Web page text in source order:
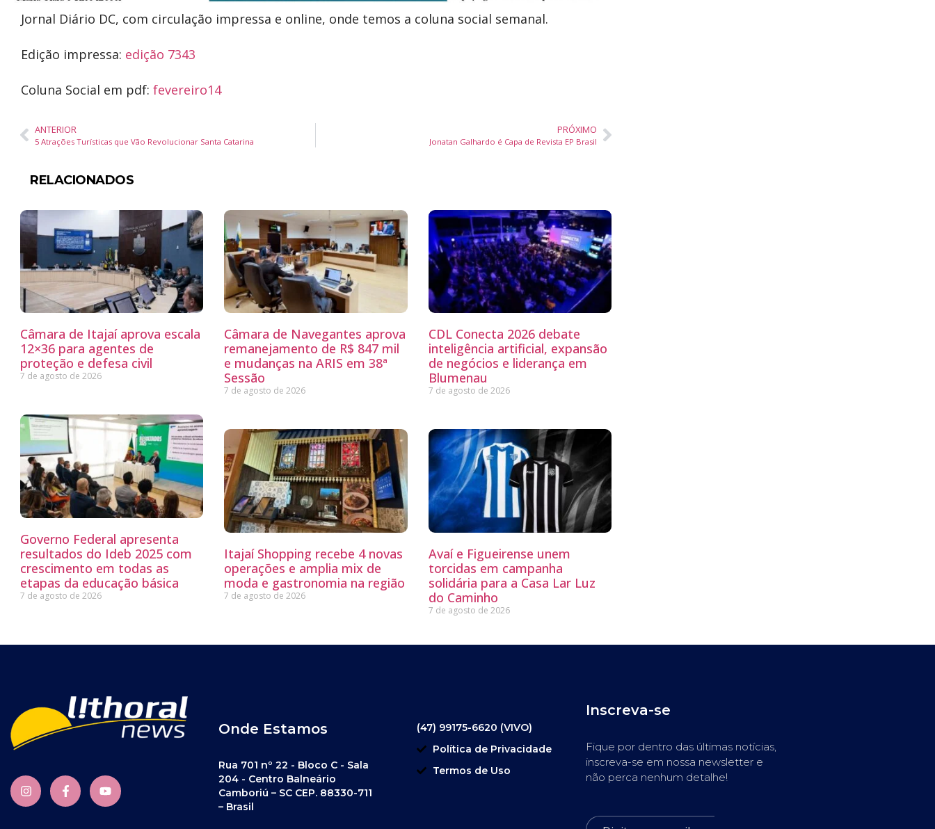
Jornal Diário DC, com circulação impressa e online, onde temos a coluna social semanal.
Edição impressa: edição 7343
Coluna Social em pdf: fevereiro14
ANTERIOR
5 Atrações Turísticas que Vão Revolucionar Santa Catarina
PRÓXIMO
Jonatan Galhardo é Capa de Revista EP Brasil
RELACIONADOS
Câmara de Itajaí aprova escala
12×36 para agentes de
proteção e defesa civil
7 de agosto de 2026
Câmara de Navegantes aprova
remanejamento de R$ 847 mil
e mudanças na ARIS em 38ª
Sessão
7 de agosto de 2026
CDL Conecta 2026 debate
inteligência artificial, expansão
de negócios e liderança em
Blumenau
7 de agosto de 2026
Governo Federal apresenta
resultados do Ideb 2025 com
crescimento em todas as
etapas da educação básica
7 de agosto de 2026
Itajaí Shopping recebe 4 novas
operações e amplia mix de
moda e gastronomia na região
7 de agosto de 2026
Avaí e Figueirense unem
torcidas em campanha
solidária para a Casa Lar Luz
do Caminho
7 de agosto de 2026
Onde Estamos
Rua 701 nº 22 - Bloco C - Sala
204 - Centro Balneário
Camboriú – SC CEP. 88330-711
– Brasil
(47) 99175-6620 (VIVO)
Política de Privacidade
Termos de Uso
Inscreva-se
Fique por dentro das últimas notícias,
inscreva-se em nossa newsletter e
não perca nenhum detalhe!